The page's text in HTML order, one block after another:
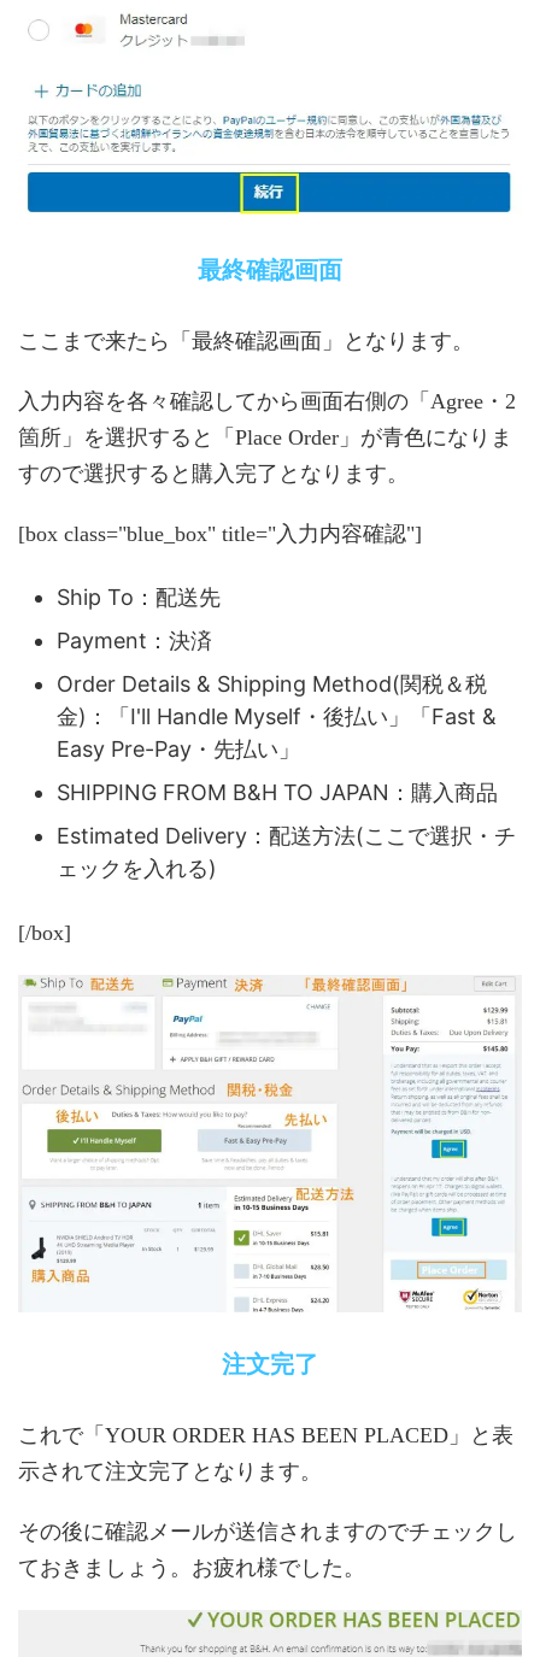
最終確認画面
ここまで来たら「最終確認画面」となります。
入力内容を各々確認してから画面右側の「Agree・2
箇所」を選択すると「Place Order」が青色になりま
すので選択すると購入完了となります。
[box class="blue_box" title="入力内容確認"]
Ship To：配送先
Payment：決済
Order Details & Shipping Method(関税＆税
金)：「I'll Handle Myself・後払い」「Fast &
Easy Pre-Pay・先払い」
SHIPPING FROM B&H TO JAPAN：購入商品
Estimated Delivery：配送方法(ここで選択・チ
ェックを入れる)
[/box]
注文完了
これで「YOUR ORDER HAS BEEN PLACED」と表
示されて注文完了となります。
その後に確認メールが送信されますのでチェックし
ておきましょう。お疲れ様でした。